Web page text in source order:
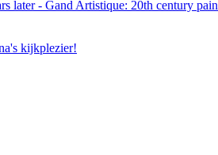
later - Gand Artistique: 20th century
kijkplezier!